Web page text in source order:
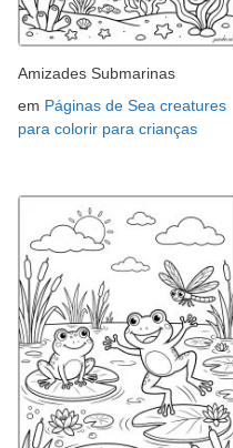
Amizades Submarinas
em Páginas de Sea creatures
para colorir para crianças